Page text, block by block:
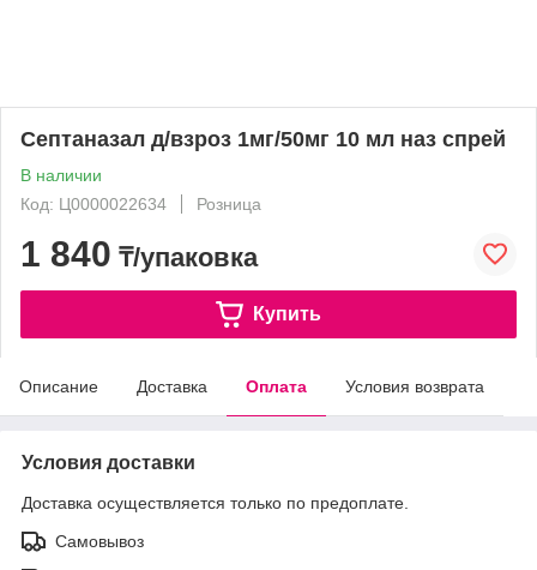
Септаназал д/взроз 1мг/50мг 10 мл наз спрей
В наличии
Код: Ц0000022634
Розница
1 840 ₸/упаковка
Купить
Описание Доставка Оплата Условия возврата
Условия доставки
Доставка осуществляется только по предоплате.
Самовывоз